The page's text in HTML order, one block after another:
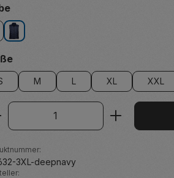
auswählen
deep navy
auswählen
M L XL XXL
Anzahl: Gib den
3XL-deepnavy